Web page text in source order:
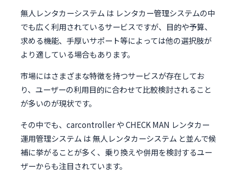
無人レンタカーシステム は レンタカー管理システムの中
でも広く利用されているサービスですが、目的や予算、
求める機能、手厚いサポート等によっては他の選択肢が
より適している場合もあります。
市場にはさまざまな特徴を持つサービスが存在してお
り、ユーザーの利用目的に合わせて比較検討されること
が多いのが現状です。
その中でも、carcontroller や CHECK MAN レンタカー
運用管理システム は 無人レンタカーシステム と並んで候
補に挙がることが多く、乗り換えや併用を検討するユー
ザーからも注目されています。